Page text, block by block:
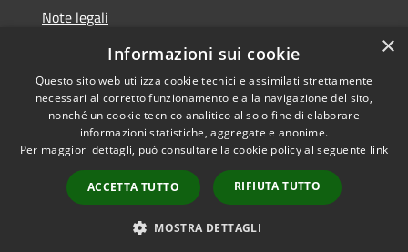
Note legali
Dichiarazione di accessibilità
Accessibilità
Copyright © 2026 • Città di
Cornate d'Adda • Powered by
Municipium•
Accesso
redazione
×
Informazioni sui cookie
Questo sito web utilizza cookie tecnici e assimilati strettamente
necessari al corretto funzionamento e alla navigazione del sito,
nonché un cookie tecnico analitico al solo fine di elaborare
informazioni statistiche, aggregate e anonime.
Per maggiori dettagli, può consultare la cookie policy al seguente link
ACCETTA TUTTO RIFIUTA TUTTO
MOSTRA DETTAGLI